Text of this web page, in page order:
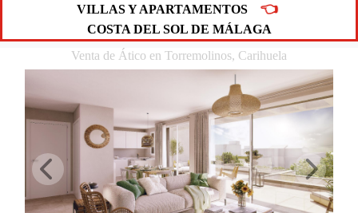
VILLAS Y APARTAMENTOS 👈
COSTA DEL SOL DE MÁLAGA
Venta de Ático en Torremolinos, Carihuela